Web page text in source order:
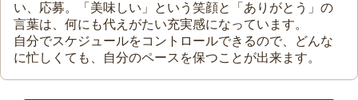
い、応募。「美味しい」という笑顔と「ありがとう」の
言葉は、何にも代えがたい充実感になっています。
自分でスケジュールをコントロールできるので、どんな
に忙しくても、自分のペースを保つことが出来ます。